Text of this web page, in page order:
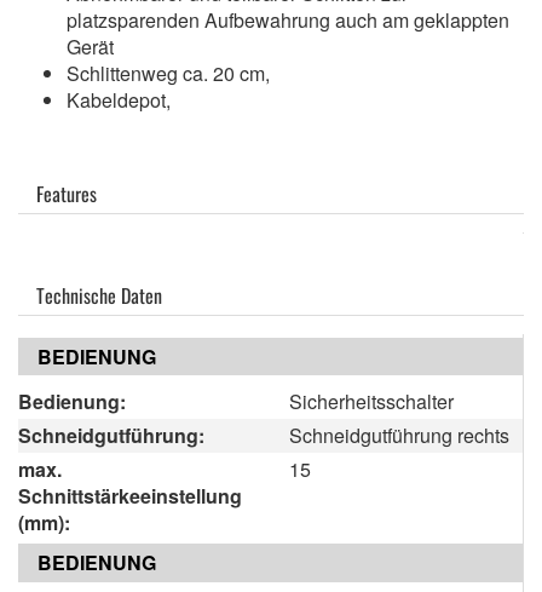
platzsparenden Aufbewahrung auch am geklappten
Gerät
Schlittenweg ca. 20 cm,
Kabeldepot,
Features
Technische Daten
BEDIENUNG
Bedienung:
Sicherheitsschalter
Schneidgutführung:
Schneidgutführung rechts
max.
Schnittstärkeeinstellung
(mm):
15
BEDIENUNG